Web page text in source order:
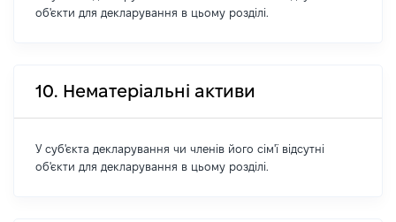
об'єкти для декларування в цьому розділі.
10. Нематеріальні активи
У суб'єкта декларування чи членів його сім'ї відсутні
об'єкти для декларування в цьому розділі.